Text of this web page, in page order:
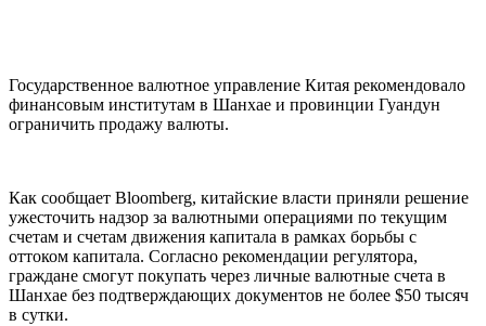
Государственное валютное управление Китая рекомендовало
финансовым институтам в Шанхае и провинции Гуандун
ограничить продажу валюты.
Как сообщает Bloomberg, китайские власти приняли решение
ужесточить надзор за валютными операциями по текущим
счетам и счетам движения капитала в рамках борьбы с
оттоком капитала. Согласно рекомендации регулятора,
граждане смогут покупать через личные валютные счета в
Шанхае без подтверждающих документов не более $50 тысяч
в сутки.